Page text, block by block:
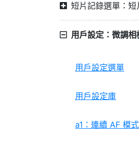
短片記錄選單：短
用戶設定：微調相
用戶設定選單
用戶設定庫
a1：連續 AF 模